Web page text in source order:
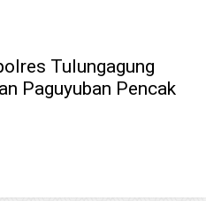
Tulungagung
Paguyuban Pencak